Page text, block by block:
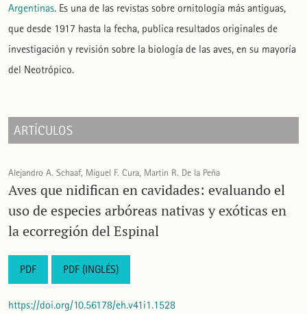
Argentinas. Es una de las revistas sobre ornitología más antiguas,
que desde 1917 hasta la fecha, publica resultados originales de
investigación y revisión sobre la biología de las aves, en su mayoría
del Neotrópico.
ARTÍCULOS
Alejandro A. Schaaf, Miguel F. Cura, Martin R. De la Peña
Aves que nidifican en cavidades: evaluando el
uso de especies arbóreas nativas y exóticas en
la ecorregión del Espinal
PDF PDF (INGLÉS)
https://doi.org/10.56178/eh.v41i1.1528